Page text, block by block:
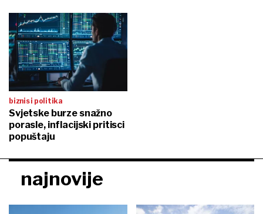
biznis i politika
Svjetske burze snažno
porasle, inflacijski pritisci
popuštaju
najnovije